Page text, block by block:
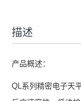
描述
产品概述：
QL系列精密电子天